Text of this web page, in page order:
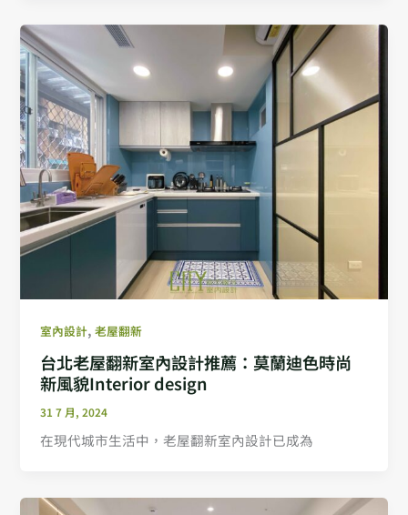
室內設計,老屋翻新
台北老屋翻新室內設計推薦：莫蘭迪色時尚
新風貌Interior design
31 7 月, 2024
在現代城市生活中，老屋翻新室內設計已成為